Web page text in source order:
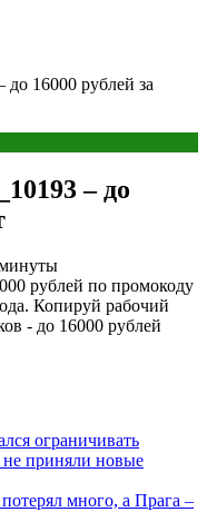
до 16000 рублей за
– до
рублей по промокоду
Копируй рабочий
- до 16000 рублей
ограничивать
не приняли новые
много, а Прага –